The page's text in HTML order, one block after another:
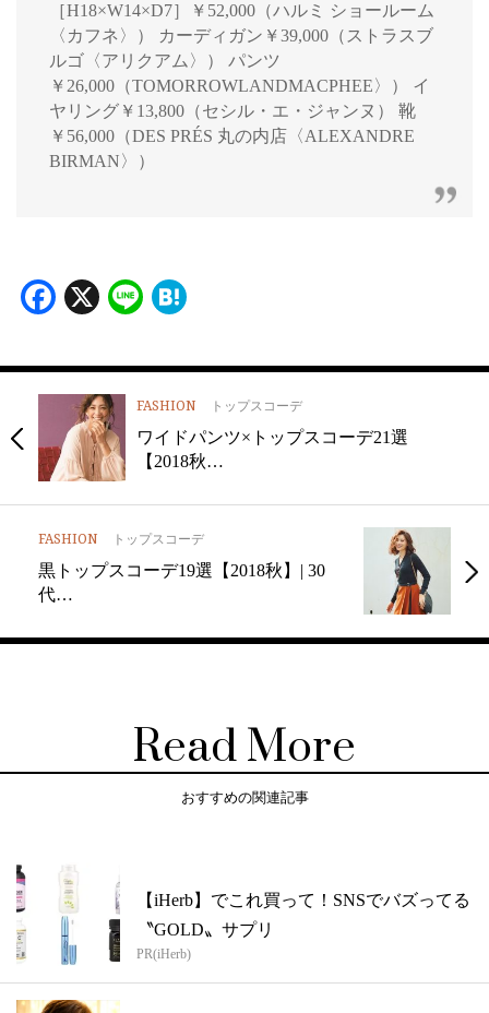
［H18×W14×D7］￥52,000（ハルミ ショールーム
〈カフネ〉） カーディガン￥39,000（ストラスブ
ルゴ〈アリクアム〉） パンツ
￥26,000（TOMORROWLANDMACPHEE〉） イ
ヤリング￥13,800（セシル・エ・ジャンヌ） 靴
￥56,000（DES PRÉS 丸の内店〈ALEXANDRE
BIRMAN〉）
Facebook
X Line
FASHION トップスコーデ
ワイドパンツ×トップスコーデ21選
【2018秋…
FASHION トップスコーデ
黒トップスコーデ19選【2018秋】| 30
代…
Read More
おすすめの関連記事
【iHerb】でこれ買って！SNSでバズってる
〝GOLD〟サプリ
PR(iHerb)